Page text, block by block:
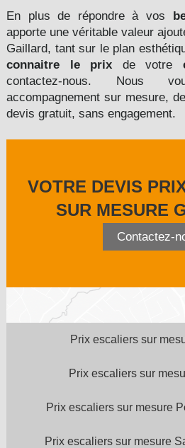
En plus de répondre à vos
apporte une véritable valeur
Gaillard, tant sur le plan
connaitre le prix de votre
contactez-nous. Nous
accompagnement sur mesure,
devis gratuit, sans engagement.
VOTRE DEVIS
SUR MESURE
Contactez-
Prix escaliers sur
Prix escaliers sur
Prix escaliers sur mesure
Prix escaliers sur mesure